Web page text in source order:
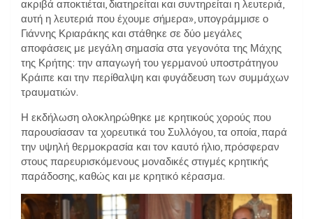
ακριβά αποκτιέται, διατηρείται και συντηρείται η λευτεριά,
αυτή η λευτεριά που έχουμε σήμερα», υπογράμμισε ο
Γιάννης Κριαράκης και στάθηκε σε δύο μεγάλες
αποφάσεις με μεγάλη σημασία στα γεγονότα της Μάχης
της Κρήτης: την απαγωγή του γερμανού υποστράτηγου
Κράιπε και την περίθαλψη και φυγάδευση των συμμάχων
τραυματιών.
Η εκδήλωση ολοκληρώθηκε με κρητικούς χορούς που
παρουσίασαν τα χορευτικά του Συλλόγου, τα οποία, παρά
την υψηλή θερμοκρασία και τον καυτό ήλιο, πρόσφεραν
στους παρευρισκόμενους μοναδικές στιγμές κρητικής
παράδοσης, καθώς και με κρητικό κέρασμα.